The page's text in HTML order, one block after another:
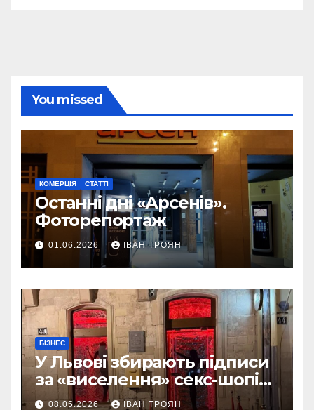
You missed
КОМЕРЦІЯ СТАТТІ
Останні дні «Арсенів».
Фоторепортаж
01.06.2026 ІВАН ТРОЯН
БІЗНЕС
У Львові збирають підписи
за «виселення» секс-шопів
із центру міста
08.05.2026 ІВАН ТРОЯН